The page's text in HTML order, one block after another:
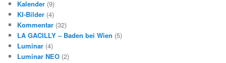
Kalender (9)
KI-Bilder (4)
Kommentar (32)
LA GACILLY – Baden bei Wien (5)
Luminar (4)
Luminar NEO (2)